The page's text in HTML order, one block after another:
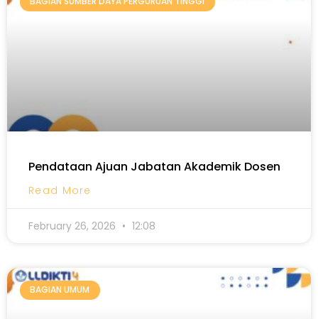
Pendataan Ajuan Jabatan Akademik Dosen
Read More
February 26, 2026 12:08
BAGIAN UMUM